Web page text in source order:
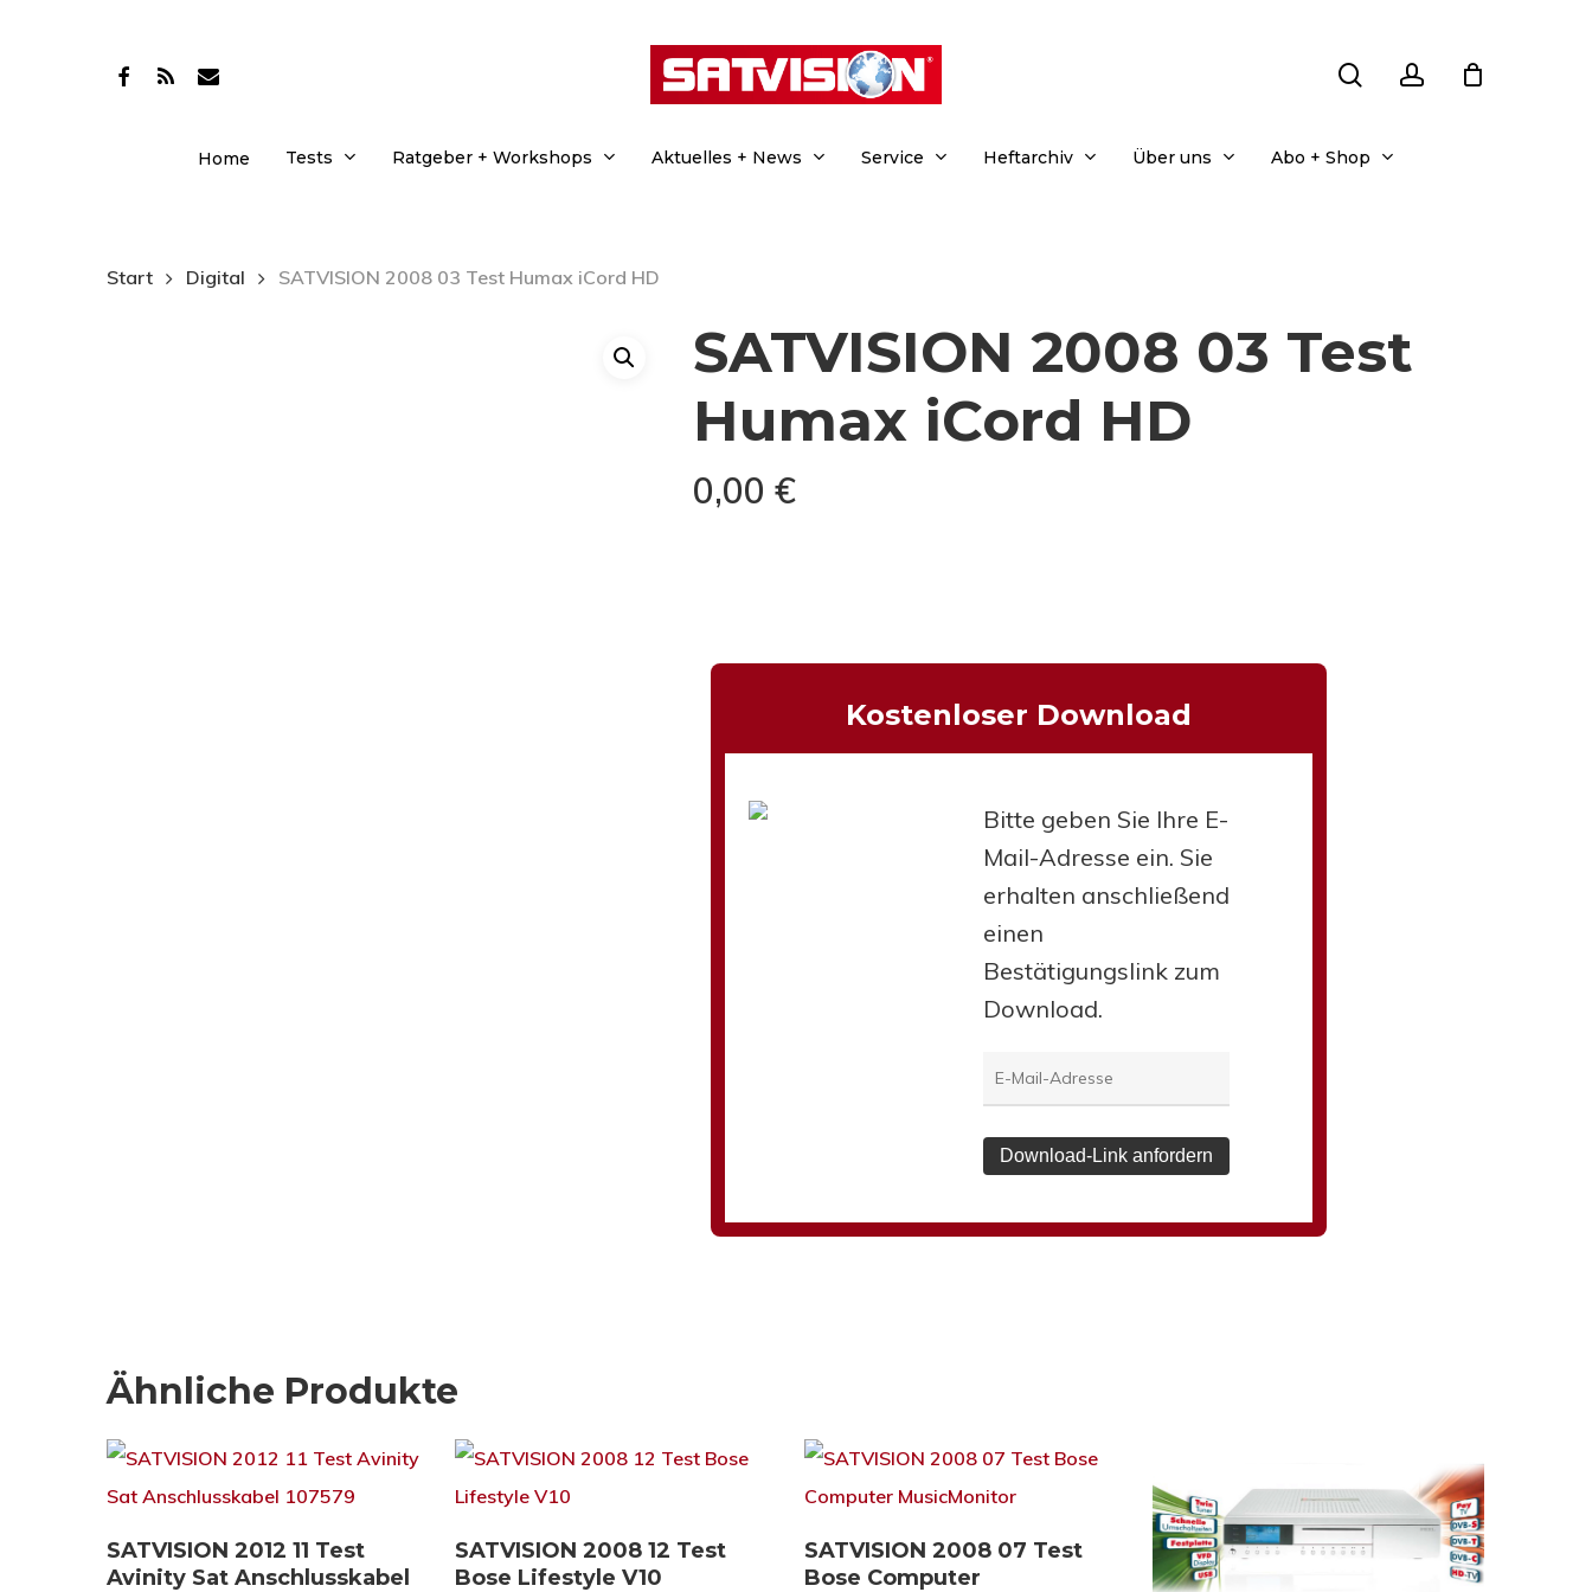
facebook
RSS email
Home Tests Ratgeber + Workshops Aktuelles + News Service Heftarchiv Über uns Abo + Shop
Start Digital SATVISION 2008 03 Test Humax iCord HD
SATVISION 2008 03 Test
Humax iCord HD
0,00 €
Kostenloser Download
Bitte geben Sie Ihre E-
Mail-Adresse ein. Sie
erhalten anschließend
einen
Bestätigungslink zum
Download.
Download-Link anfordern
Ähnliche Produkte
Download
SATVISION 2012 11 Test
Avinity Sat Anschlusskabel
Download
SATVISION 2008 12 Test
Bose Lifestyle V10
Download
SATVISION 2008 07 Test
Bose Computer